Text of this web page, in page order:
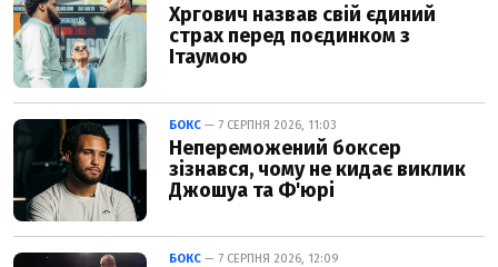
Хргович назвав свій єдиний
страх перед поєдинком з
Ітаумою
БОКС — 7 СЕРПНЯ 2026, 11:03
Непереможений боксер
зізнався, чому не кидає виклик
Джошуа та Ф'юрі
БОКС — 7 СЕРПНЯ 2026, 12:09